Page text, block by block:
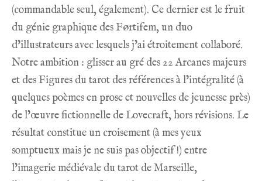
(commandable seul, également). Ce dernier est le fruit
du génie graphique des Førtifem, un duo
d’illustrateurs avec lesquels j’ai étroitement collaboré.
Notre ambition : glisser au gré des 22 Arcanes majeurs
et des Figures du tarot des références à l’intégralité (à
quelques poèmes en prose et nouvelles de jeunesse près)
de l’œuvre fictionnelle de Lovecraft, hors révisions. Le
résultat constitue un croisement (à mes yeux
somptueux mais je ne suis pas objectif !) entre
l’imagerie médiévale du tarot de Marseille,